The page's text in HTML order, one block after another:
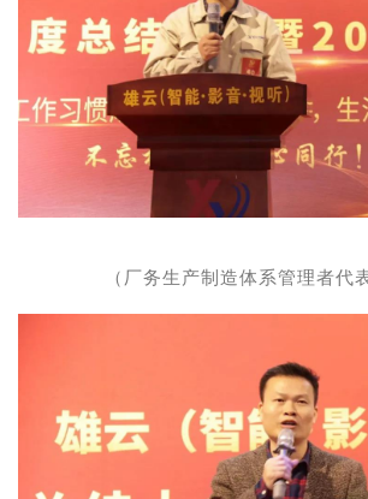
（厂务生产制造体系管理者代